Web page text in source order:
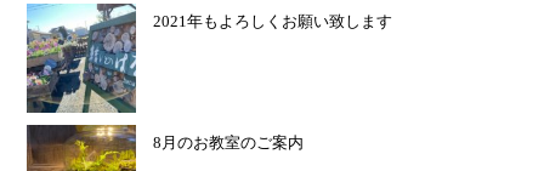
2021年もよろしくお願い致します
8月のお教室のご案内